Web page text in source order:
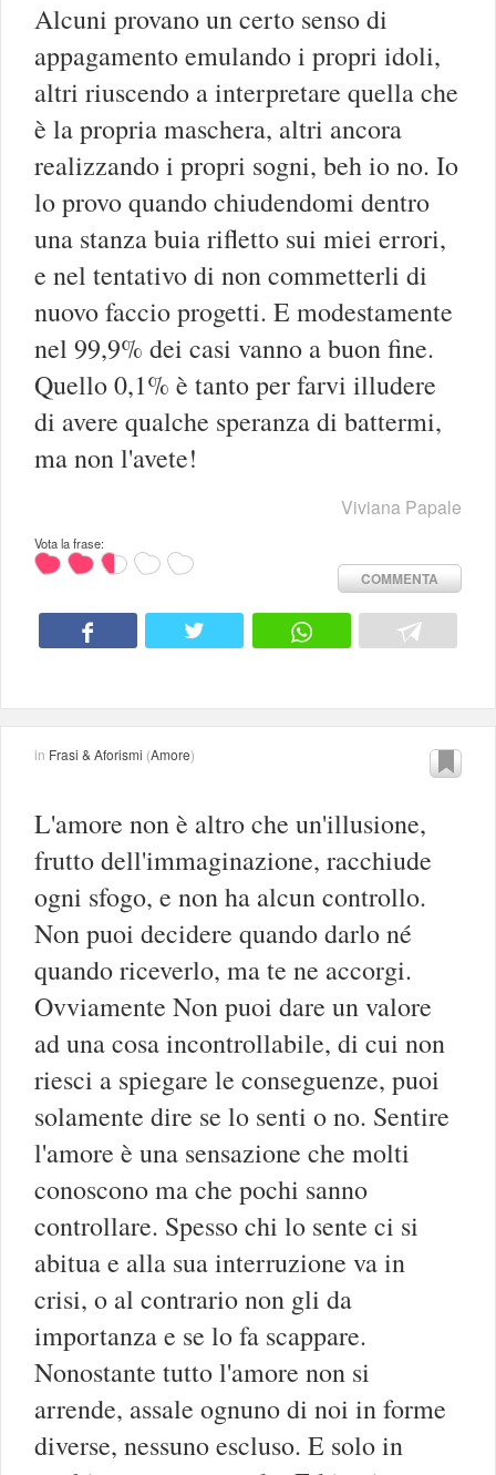
Alcuni provano un certo senso di
appagamento emulando i propri idoli,
altri riuscendo a interpretare quella che
è la propria maschera, altri ancora
realizzando i propri sogni, beh io no. Io
lo provo quando chiudendomi dentro
una stanza buia rifletto sui miei errori,
e nel tentativo di non commetterli di
nuovo faccio progetti. E modestamente
nel 99,9% dei casi vanno a buon fine.
Quello 0,1% è tanto per farvi illudere
di avere qualche speranza di battermi,
ma non l'avete!
Viviana Papale
Vota la frase:
COMMENTA
in Frasi & Aforismi (Amore)
L'amore non è altro che un'illusione,
frutto dell'immaginazione, racchiude
ogni sfogo, e non ha alcun controllo.
Non puoi decidere quando darlo né
quando riceverlo, ma te ne accorgi.
Ovviamente Non puoi dare un valore
ad una cosa incontrollabile, di cui non
riesci a spiegare le conseguenze, puoi
solamente dire se lo senti o no. Sentire
l'amore è una sensazione che molti
conoscono ma che pochi sanno
controllare. Spesso chi lo sente ci si
abitua e alla sua interruzione va in
crisi, o al contrario non gli da
importanza e se lo fa scappare.
Nonostante tutto l'amore non si
arrende, assale ognuno di noi in forme
diverse, nessuno escluso. E solo in